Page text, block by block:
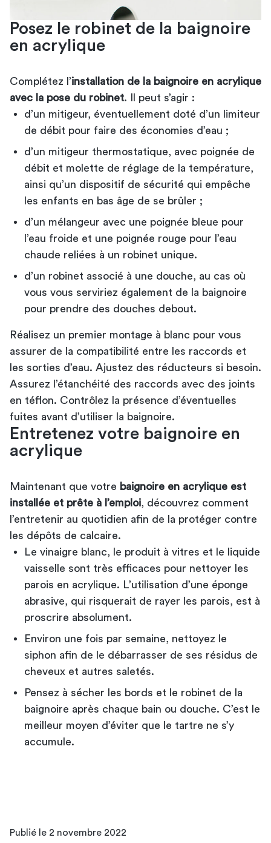
Posez le robinet de la baignoire
en acrylique
Complétez l’installation de la baignoire en acrylique
avec la pose du robinet. Il peut s’agir :
d’un mitigeur, éventuellement doté d’un limiteur
de débit pour faire des économies d’eau ;
d’un mitigeur thermostatique, avec poignée de
débit et molette de réglage de la température,
ainsi qu’un dispositif de sécurité qui empêche
les enfants en bas âge de se brûler ;
d’un mélangeur avec une poignée bleue pour
l’eau froide et une poignée rouge pour l’eau
chaude reliées à un robinet unique.
d’un robinet associé à une douche, au cas où
vous vous serviriez également de la baignoire
pour prendre des douches debout.
Réalisez un premier montage à blanc pour vous
assurer de la compatibilité entre les raccords et
les sorties d’eau. Ajustez des réducteurs si besoin.
Assurez l’étanchéité des raccords avec des joints
en téflon. Contrôlez la présence d’éventuelles
fuites avant d’utiliser la baignoire.
Entretenez votre baignoire en
acrylique
Maintenant que votre baignoire en acrylique est
installée et prête à l’emploi , découvrez comment
l’entretenir au quotidien afin de la protéger contre
les dépôts de calcaire.
Le vinaigre blanc, le produit à vitres et le liquide
vaisselle sont très efficaces pour nettoyer les
parois en acrylique. L’utilisation d’une éponge
abrasive, qui risquerait de rayer les parois, est à
proscrire absolument.
Environ une fois par semaine, nettoyez le
siphon afin de le débarrasser de ses résidus de
cheveux et autres saletés.
Pensez à sécher les bords et le robinet de la
baignoire après chaque bain ou douche. C’est le
meilleur moyen d’éviter que le tartre ne s’y
accumule.
Publié le 2 novembre 2022